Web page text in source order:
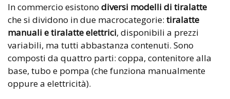
In commercio esistono diversi modelli di tiralatte
che si dividono in due macrocategorie: tiralatte
manuali e tiralatte elettrici, disponibili a prezzi
variabili, ma tutti abbastanza contenuti. Sono
composti da quattro parti: coppa, contenitore alla
base, tubo e pompa (che funziona manualmente
oppure a elettricità).